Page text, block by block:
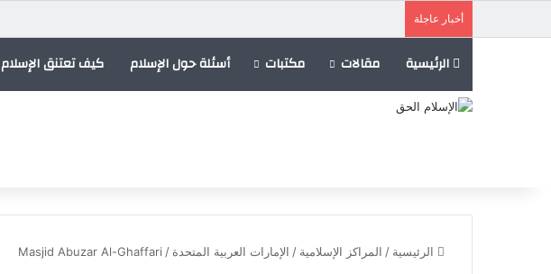
أخبار عاجلة
الرئيسية مقالات مكتبات أسئلة حول الإسلام كيف تعتنق الإسلام
الرئيسية / المراكز الإسلامية / الإمارات العربية المتحدة /
Masjid Abuzar Al-Ghaffari